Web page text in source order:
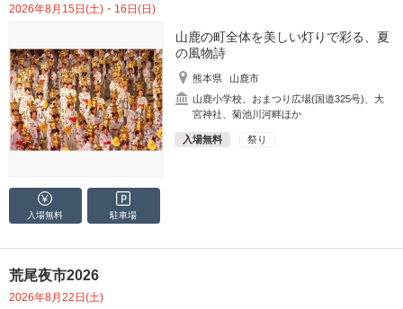
2026年8月15日(土)・16日(日)
山鹿の町全体を美しい灯りで彩る、夏
の風物詩
熊本県
山鹿市
山鹿小学校、おまつり広場(国道325号)、大
宮神社、菊池川河畔ほか
入場無料 祭り
入場無料 駐車場
荒尾夜市2026
2026年8月22日(土)